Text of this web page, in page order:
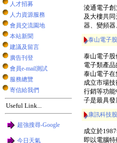
人才招募
人力資源服務
會員交流園地
本站新聞
建議及留言
廣告刊登
會員e-mail測試
服務總覽
寄信給我們
Useful Link...
超強搜尋-Google
今日天氣
淩通電子
及大樓共
器、變頻
泰山電子
泰山電子
電子類產
泰山電子
成立市場
行銷等功
子是最具發
康訊科技
成立於
即以電腦